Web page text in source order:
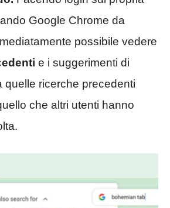
Google Chrome da
possibile vedere
e i suggerimenti di
quelle ricerche precedenti
che altri utenti hanno